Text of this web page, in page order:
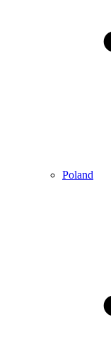
Poland